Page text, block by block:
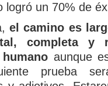
logró un 70% de
el camino es
completa y
aunque
prueba